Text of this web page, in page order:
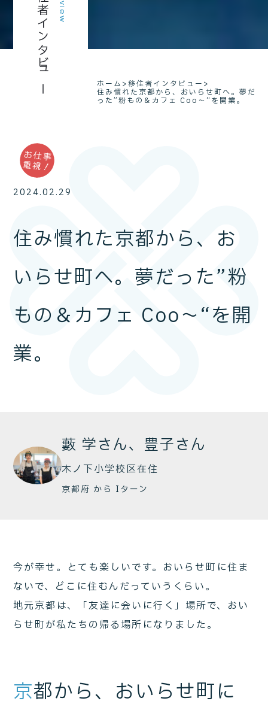
移住者インタビュー ホーム >移住者インタビュー >
住み慣れた京都から、おいらせ町へ。夢だ
った”粉もの＆カフェ Coo～“を開業。
2024.02.29
住み慣れた京都から、お
いらせ町へ。夢だった”粉
もの＆カフェ Coo～“を開
業。
藪 学さん、豊子さん
木ノ下小学校区在住
京都府 から Iターン
今が幸せ。とても楽しいです。おいらせ町に住ま
ないで、どこに住むんだっていうくらい。
地元京都は、「友達に会いに行く」場所で、おい
らせ町が私たちの帰る場所になりました。
京都から、おいらせ町に